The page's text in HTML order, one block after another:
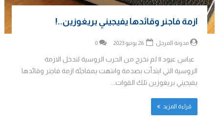
ازمة فاجنر وقائدها يفيجيني بريغوزين..!
مدونة المرجل 0
عباس عبود || لم نخرج من الحرب الروسية لندخل الازمة
الروسية التي ابتدأت بصدمة وانتهت بمفاجئة ازمة فاجنر وقائدها
يفيجيني بريغوزين تلك القوات...
قراءة المزيد